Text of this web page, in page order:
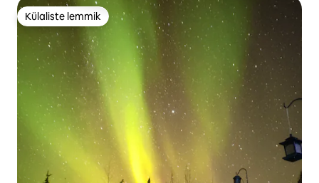
Külaliste lemmik
Külaliste lemmik